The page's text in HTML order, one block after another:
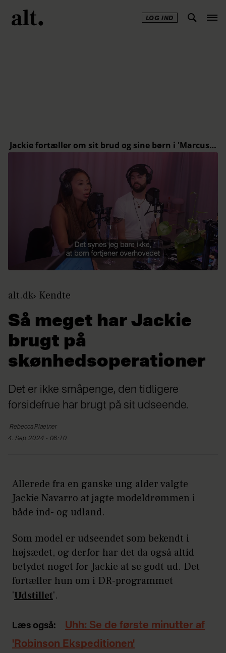
LOG IND
alt.dk Kendte
Så meget har Jackie
brugt på
skønhedsoperationer
Det er ikke småpenge, den tidligere
forsidefrue har brugt på sit udseende.
RebeccaPlaetner
4. Sep 2024 - 06:10
Allerede fra en ganske ung alder valgte
Jackie Navarro at jagte modeldrømmen i
både ind- og udland.
Som model er udseendet som bekendt i
højsædet, og derfor har det da også altid
betydet noget for Jackie at se godt ud. Det
fortæller hun om i DR-programmet
'Udstillet'.
Læs også:
Uhh: Se de første minutter af
'Robinson Ekspeditionen'